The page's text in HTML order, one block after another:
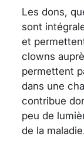
Les dons,
sont
et
clowns
permettent
dans une
contribue
peu de
de la